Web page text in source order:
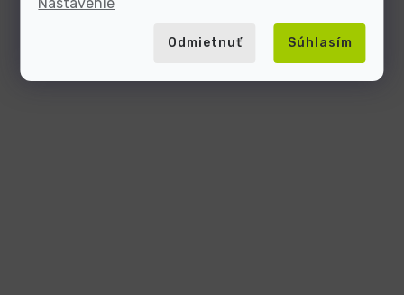
Odmietnuť Súhlasím